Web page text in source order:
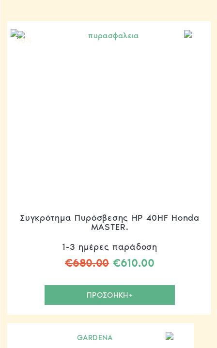
-10 %
Συγκρότημα Πυρόσβεσης HP 40HF Honda
MASTER.
1-3 ημέρες παράδοση
€680.00 Original
was:
€680.00.
€610.00Η
τιμή
€610.00.
ΠΡΟΣΘΗΚΗ+